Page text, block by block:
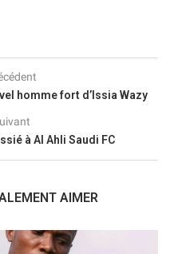
homme fort d’Issia Wazy
à Al Ahli Saudi FC
AIMER